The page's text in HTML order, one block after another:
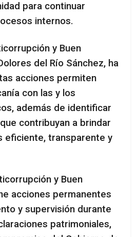
para continuar
internos.
y Buen
del Río Sánchez, ha
acciones permiten
con las y los
además de identificar
contribuyan a brindar
eficiente, transparente y
y Buen
acciones permanentes
y supervisión durante
patrimoniales,